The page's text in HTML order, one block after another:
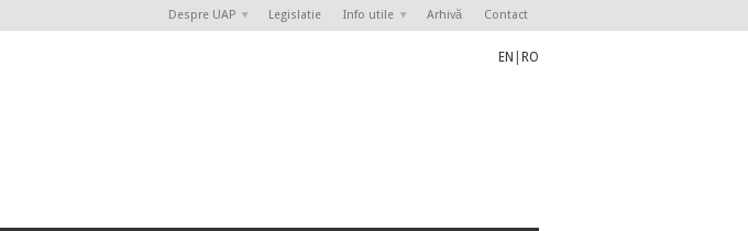
Despre UAP Legislatie Info utile Arhivă Contact
EN RO